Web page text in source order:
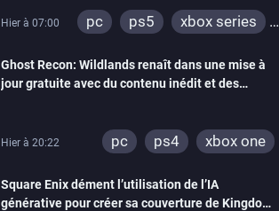
Hier à 07:00 pc ps5
xbox series
xbox one
nintendo 64
Ghost Recon: Wildlands renaît dans une mise à
jour gratuite avec du contenu inédit et des
Hier à 20:22 pc ps4 xbox one
Square Enix dément l’utilisation de l’IA
générative pour créer sa couverture de Kingdom